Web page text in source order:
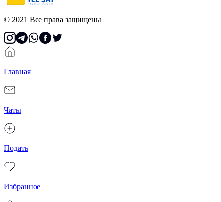
© 2021 Все права защищены
Главная
Чаты
Подать
Избранное